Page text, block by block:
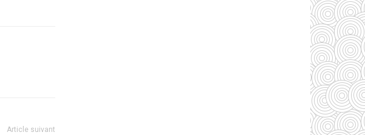
Article suivant